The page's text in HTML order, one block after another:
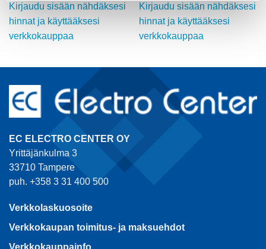
Kirjaudu sisään nähdäksesi
hinnat ja käyttääksesi
verkkokauppaa
Kirjaudu sisään nähdäksesi
hinnat ja käyttääksesi
verkkokauppaa
EC ELECTRO CENTER OY
Yrittäjänkulma 3
33710 Tampere
puh. +358 3 31 400 500
Verkkolaskuosoite
Verkkokaupan toimitus- ja maksuehdot
Verkkokauppainfo